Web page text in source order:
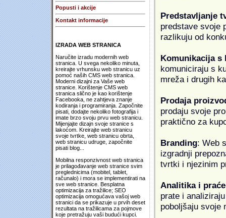
Popusti i akcije
Kontakt informacije
IZRADA WEB STRANICA
Naručite izradu modernih web
stranica. U svega nekoliko minuta,
kreirajte vrhunsku web stranicu uz
pomoć naših CMS web stranica.
Moderni dizajni za Vaše web
stranice. Korištenje CMS web
stranica slično je kao korištenje
Facebooka, ne zahtjeva znanje
kodiranja i programiranja. Započnite
pisati, dodajte nekoliko fotografija i
imate brzo svoju prvu web stranicu.
Mijenjajte dizajn svoje stranice s
lakoćom. Kreirajte web stranicu
svoje tvrtke, web stranicu obrta,
web stranicu udruge, započnite
pisati blog...
Mobilna responzivnost web stranica
je prilagođavanje web stranice svim
preglednicima (mobitel, tablet,
računalo) i mora se implementirati na
sve web stranice. Besplatna
optimizacija za tražilice; SEO
optimizacija omogućava vašoj web
stranici da se prikazuje u prvih deset
rezultata na tražilicama za pojmove
koje pretražuju vaši budući kupci.
Predstavljanje
predstave svoje
razlikuju od
Komunikacija s
komuniciraju s
mreža i drugih
Prodaja
prodaju svoje
praktično za
Branding: Web
izgradnji
tvrtki i njezinim
Analitika i
prate i
poboljšaju svoje